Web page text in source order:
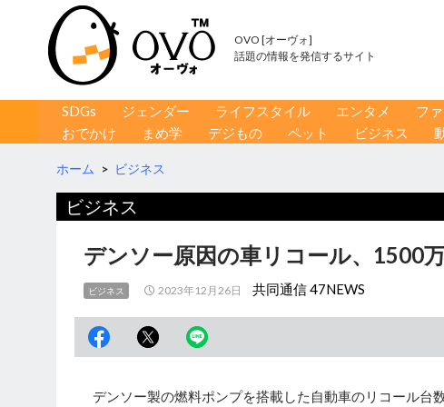
OVO [オーヴォ]
話題の情報を発信するサイト
コンテンツへ移動
SDGs ジェンダー ライフスタイル エンタメ フ
おでかけ
まめ学 デジもの ペット ビジネス
ホーム > ビジネス
ビジネス
デンソー原因の車リコール、1500
ビジネス 2023年12月26日 共同通信 47NEWS
デンソー製の燃料ポンプを搭載した自動車のリコール